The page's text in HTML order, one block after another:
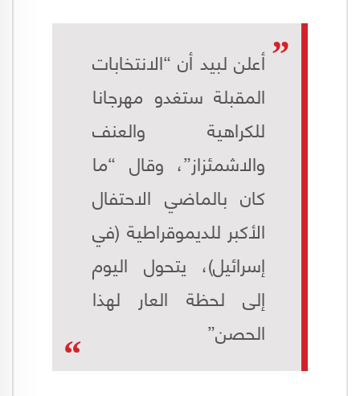
أعلن لبيد أن “الانتخابات
المقبلة ستغدو مهرجانا
للكراهية والعنف
والاشمئزاز”، وقال “ما
كان بالماضي الاحتفال
الأكبر للديموقراطية (في
إسرائيل)، يتحول اليوم
إلى لحظة العار لهذا
الحصن”